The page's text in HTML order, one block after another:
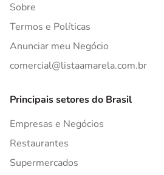
Sobre
Termos e Políticas
Anunciar meu Negócio
comercial@listaamarela.com.br
Principais setores do Brasil
Empresas e Negócios
Restaurantes
Supermercados